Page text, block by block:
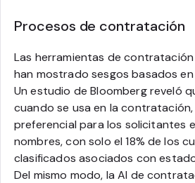
Procesos de contratación
Las herramientas de
han mostrado sesgos basados
Un estudio de Bloomberg reveló
cuando se usa en la
preferencial para los solicitantes
nombres, con solo el 18% de los
clasificados asociados con
Del mismo modo, la AI de